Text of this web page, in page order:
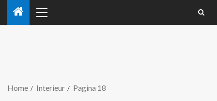
Home Interieur Pagina 18